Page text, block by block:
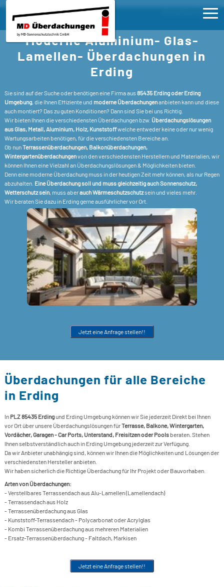
Terrassenüberdachu
ngen Erding Glasüberdachungen
Lamellendach
>
>
>
>
>
>
>
>
>
FAQ
Erding
Moderne Aluminium- Glas-
Lamellen- Überdachungen in
Erding
Sie sind auf der Suche oder benötigen eine Firma aus 85435 Erding oder Erding
Umgebung, die Ihnen Effiziente und moderne Überdachungenanbieten kann und diese
auch montiert? Das zu guten Konditionen? Dann sind Sie bei uns Richtig.
Wir bieten Ihnen die verschiedensten Überdachungen bzw. Überdachungslösungen
aus Glas, Metall, Aluminium, Holz, Kunststoffwelche entweder keine oder nur wenig
Wartungsarbeiten benötigen, für die verschiedensten Bereiche an.
Ob nunTerrassenüberdachungen, Balkonüberdachungen,
Wintergartenüberdachungenvon den verschiedensten Herstellern und Materialien, wir
können Ihnen eine Vielzahl an Überdachungslösungen & Möglichkeiten bieten.
Denn eine moderne Überdachung muss in der heutigen Zeit mehr können, als nur Regen
abzuhalten. Eine Überdachung soll und muss gleichzeitig auch Sonnenschutz,
Wetterschutz sein, muss aberauch Wärmeschutzschutzsein und vieles mehr.
Wir beraten Sie dazu in Erding gerne ausführlicher vor Ort.
Jetzt eine Anfrage stellen!!
Überdachungen für alle Bereiche
in Erding
In PLZ 85435 Erdingund Erding Umgebung können wir Sie jederzeit Direkt bei Ihnen
vor Ort über unsere Überdachungslösungen fürTerrasse, Balkone, Wintergarten,
Vordächer, Garagen - Car Ports, Unterstand, Freisitzen oder Poolsberaten. Stehen
Ihnen selbstverständlich auch in Erding Umgebung jederzeit zur Verfügung.
Da wir Anbieter unabhängig sind, können wir Ihnen die Möglichkeiten und Lösungen der
verschiedensten Hersteller anbieten.
Wir haben sicherlich die Richtige Überdachung für Ihr Projekt oder Bauvorhaben.
Arten von Überdachungen:
- Verstellbares Terrassendach aus Alu-Lamellen (Lamellendach)
- Terrassendach aus Holz
- Terrassenüberdachung aus Glas
- Kunststoff-Terrassendach - Polycarbonat oder Acrylglas
- Kombi Terrassenüberdachung aus mehreren Materialien
- Ersatz-Terrassenüberdachung - Faltdach, Markisen
Jetzt eine Anfrage stellen!!